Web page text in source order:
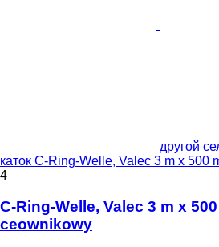
другой
каток C-Ring-Welle, Valec 3 m x 500
4
C-Ring-Welle, Valec 3 m x 500
ceownikowy